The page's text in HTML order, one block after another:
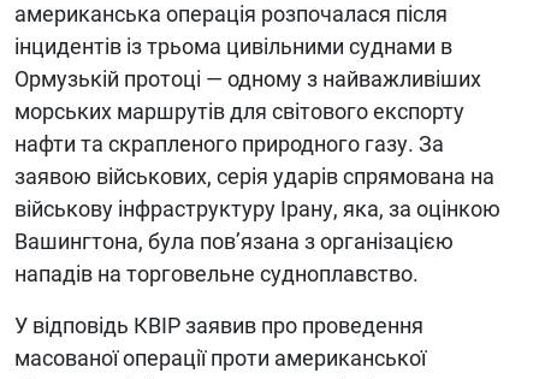
американська операція розпочалася після
інцидентів із трьома цивільними суднами в
Ормузькій протоці — одному з найважливіших
морських маршрутів для світового експорту
нафти та скрапленого природного газу. За
заявою військових, серія ударів спрямована на
військову інфраструктуру Ірану, яка, за оцінкою
Вашингтона, була пов’язана з організацією
нападів на торговельне судноплавство.
У відповідь КВІР заявив про проведення
масованої операції проти американської